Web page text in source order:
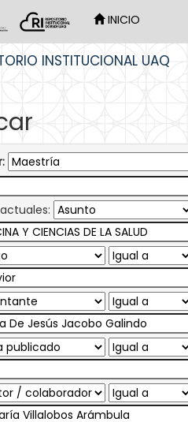
INICIO
INSTITUCIONAL UAQ